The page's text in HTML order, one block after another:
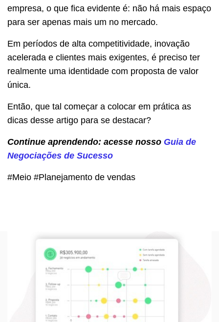
empresa, o que fica evidente é: não há mais espaço
para ser apenas mais um no mercado.
Em períodos de alta competitividade, inovação
acelerada e clientes mais exigentes, é preciso ter
realmente uma identidade com proposta de valor
única.
Então, que tal começar a colocar em prática as
dicas desse artigo para se destacar?
Continue aprendendo: acesse nosso Guia de
Negociações de Sucesso
#Meio #Planejamento de vendas